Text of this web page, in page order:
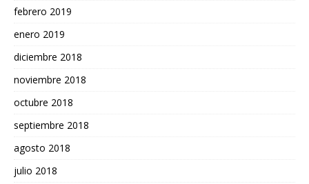
febrero 2019
enero 2019
diciembre 2018
noviembre 2018
octubre 2018
septiembre 2018
agosto 2018
julio 2018